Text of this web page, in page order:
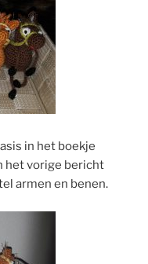
in het boekje
het vorige bericht
armen en benen.